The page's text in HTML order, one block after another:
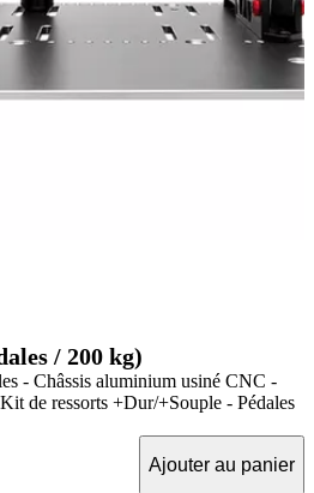
/ 200 kg)
- Châssis aluminium usiné CNC -
de ressorts +Dur/+Souple - Pédales
Ajouter au panier